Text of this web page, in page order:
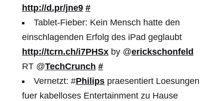
http://d.pr/jne9 #
Tablet-Fieber: Kein Mensch hatte den
einschlagenden Erfolg des iPad geglaubt
http://tcrn.ch/i7PHSxby @erickschonfeld
RT @TechCrunch #
Vernetzt: #Philipspraesentiert Loesungen
fuer kabelloses Entertainment zu Hause